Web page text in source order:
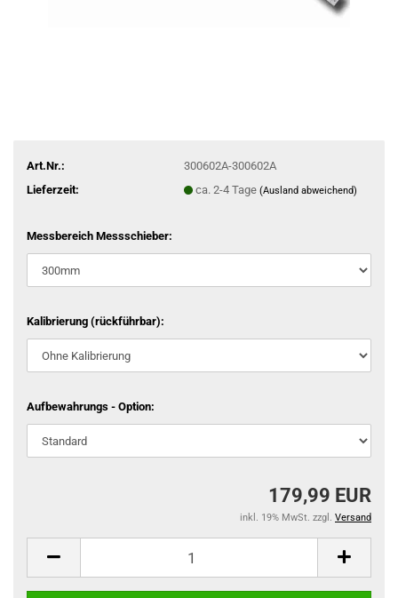
Art.Nr.:
300602A-300602A
Lieferzeit:
ca. 2-4 Tage (Ausland abweichend)
Messbereich Messschieber:
Kalibrierung (rückführbar):
Aufbewahrungs - Option:
179,99 EUR
inkl. 19% MwSt. zzgl. Versand